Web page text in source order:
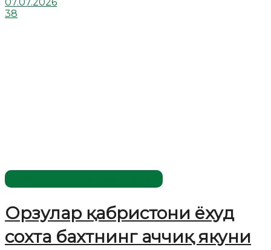
38
Орзулар қабристони ёхуд
сохта бахтнинг аччиқ якуни